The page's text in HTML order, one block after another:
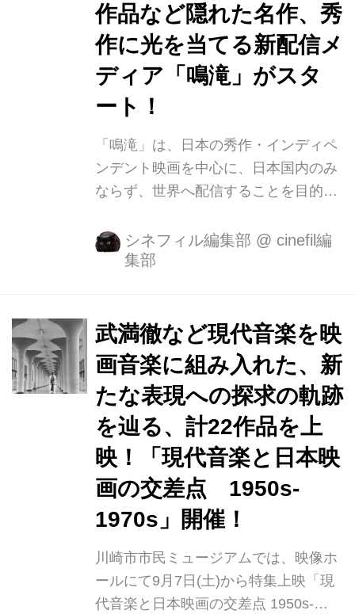
おいて、この山中の志ほど意義深いも
のはないだろう。 世界配信に先駆け、
6月1日から国内配信が始まった本サイ
トの主宰で映画プロデューサーの西田
宣善氏に、...
作品など隠れた名作、秀
作に光を当てる新配信メ
ディア「鳴滝」がスタ
ート！
「鳴滝」は、日本の秀作・インディペ
ンデント映画を中心に、日本国内のみ
ならず、世界へ配信することを目的と
スタートいたします。 「鳴滝」という
ネーミングには、現在の京都市右京区
た脚本家集団「鳴滝組」へのオマージ
ュの意を込めています。 スタート時は
国内のみ配信、数ヶ月後に世界配信を
予定しています。 「鳴滝」<企画>内
容（2021年3月18日現在） １、松竹株
式会社全面協力による企画が決定。世
界的巨匠溝口健二監督の超大作『元禄
忠臣蔵』のほか、吉田喜重監督『ろく
でなし』『血は渇いてる』『甘い夜の
シネフィル編集部 @ cinefil編
集部
武満徹など現代音楽を映
画音楽に組み入れた、新
たな表現への探求の軌跡
を辿る、計22作品を上
映！「現代音楽と日本映
画の交差点 1950s-
1970s」開催！
川崎市市民ミュージアムでは、映像ホ
ールにて9月7日(土)から特集上映「現
代音楽と日本映画の交差点 1950s-